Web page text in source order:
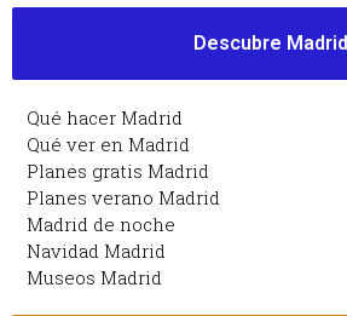
Descubre Madrid
Qué hacer Madrid
Qué ver en Madrid
Planes gratis Madrid
Planes verano Madrid
Madrid de noche
Navidad Madrid
Museos Madrid